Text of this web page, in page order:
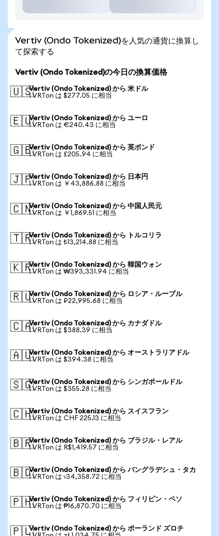
Vertiv (Ondo Tokenized)を人気の通貨に換算し
て探索する
Vertiv (Ondo Tokenized)の今日の換算価格
🇺🇸Vertiv (Ondo Tokenized) から 米ドル
1 VRTon は $277.05 に相当
🇪🇺Vertiv (Ondo Tokenized) から ユーロ
1 VRTon は €240.43 に相当
🇬🇧Vertiv (Ondo Tokenized) から 英ポンド
1 VRTon は £205.94 に相当
🇯🇵Vertiv (Ondo Tokenized) から 日本円
1 VRTon は ￥43,886.88 に相当
🇨🇳Vertiv (Ondo Tokenized) から 中国人民元
1 VRTon は ￥1,869.51 に相当
🇹🇷Vertiv (Ondo Tokenized) から トルコリラ
1 VRTon は ₺13,214.88 に相当
🇰🇷Vertiv (Ondo Tokenized) から 韓国ウォン
1 VRTon は ₩393,331.94 に相当
🇷🇺Vertiv (Ondo Tokenized) から ロシア・ルーブル
1 VRTon は ₽22,995.68 に相当
🇨🇦Vertiv (Ondo Tokenized) から カナダドル
1 VRTon は $388.39 に相当
🇦🇺Vertiv (Ondo Tokenized) から オーストラリアドル
1 VRTon は $394.38 に相当
🇸🇬Vertiv (Ondo Tokenized) から シンガポールドル
1 VRTon は $355.28 に相当
🇨🇭Vertiv (Ondo Tokenized) から スイスフラン
1 VRTon は CHF 225.13 に相当
🇧🇷Vertiv (Ondo Tokenized) から ブラジル・レアル
1 VRTon は R$1,419.57 に相当
🇧🇩Vertiv (Ondo Tokenized) から バングラデシュ・タカ
1 VRTon は ৳34,358.72 に相当
🇵🇭Vertiv (Ondo Tokenized) から フィリピン・ペソ
1 VRTon は ₱16,870.70 に相当
🇵🇱Vertiv (Ondo Tokenized) から ポーランド ズロチ